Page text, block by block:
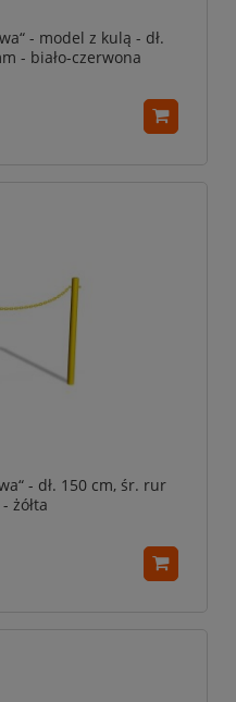
- model z kulą - dł.
- biało-czerwona
- dł. 150 cm, śr. rur
żółta